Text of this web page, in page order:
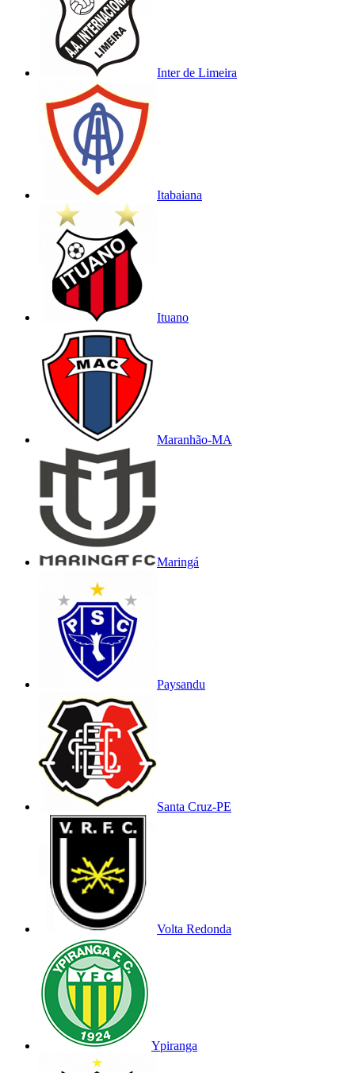
Inter de Limeira
Itabaiana
Ituano
Maranhão-MA
Maringá
Paysandu
Santa Cruz-PE
Volta Redonda
Ypiranga